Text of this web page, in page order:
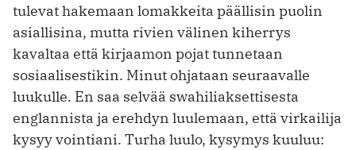
tulevat hakemaan lomakkeita päällisin puolin
asiallisina, mutta rivien välinen kiherrys
kavaltaa että kirjaamon pojat tunnetaan
sosiaalisestikin. Minut ohjataan seuraavalle
luukulle. En saa selvää swahiliaksettisesta
englannista ja erehdyn luulemaan, että virkailija
kysyy vointiani. Turha luulo, kysymys kuuluu: